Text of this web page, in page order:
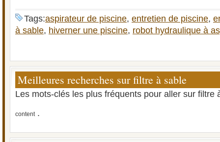
Tags:aspirateur de piscine, entretien de piscine,
à sable, hiverner une piscine, robot hydraulique à
Meilleures recherches sur filtre à sable
Les mots-clés les plus fréquents pour aller sur filtre
content.